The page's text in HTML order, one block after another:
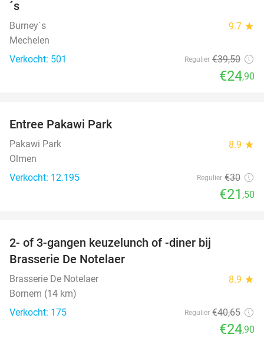
´s
Burney´s 9.7 star
Mechelen
Verkocht: 501
Regulier €39,50
€24,90
Entree Pakawi Park
Pakawi Park 8.9 star
Olmen
Verkocht: 12.195
Regulier €30
€21 ,50
2- of 3-gangen keuzelunch of -diner bij
Brasserie De Notelaer
Brasserie De Notelaer 8.9 star
Bornem (14 km)
Verkocht: 175
Regulier €40,65
€24,90